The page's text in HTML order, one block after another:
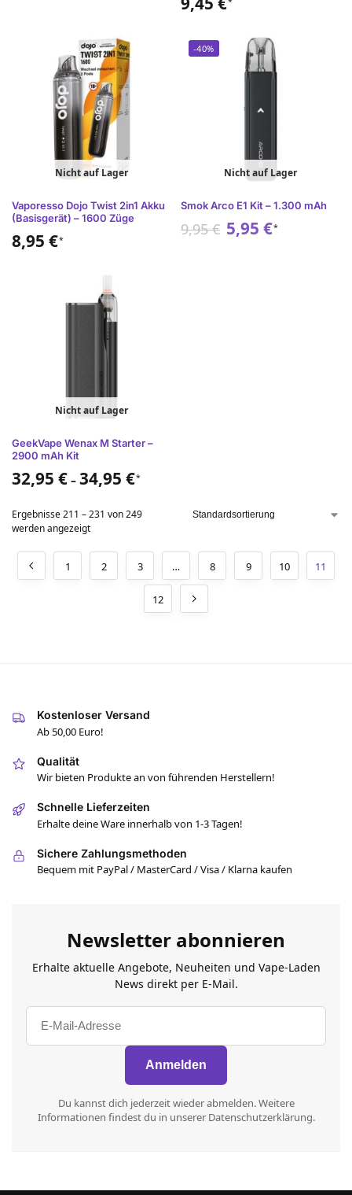
Nicht auf Lager
Vaporesso Dojo Twist 2in1 Akku
(Basisgerät) – 1600 Züge
8,95 €*
-40%
Nicht auf Lager
Smok Arco E1 Kit – 1.300 mAh
9,95€ 5,95 €*
Nicht auf Lager
GeekVape Wenax M Starter –
2900 mAh Kit
32,95 € – 34,95 €*
Ergebnisse 211 – 231 von 249
werden angezeigt
1 2 3 … 8 9 10 11
12
Kostenloser Versand
Ab 50,00 Euro!
Qualität
Wir bieten Produkte an von führenden Herstellern!
Schnelle Lieferzeiten
Erhalte deine Ware innerhalb von 1-3 Tagen!
Sichere Zahlungsmethoden
Bequem mit PayPal / MasterCard / Visa / Klarna kaufen
Newsletter abonnieren
Erhalte aktuelle Angebote, Neuheiten und Vape-Laden
News direkt per E-Mail.
Du kannst dich jederzeit wieder abmelden. Weitere
Informationen findest du in unserer Datenschutzerklärung.